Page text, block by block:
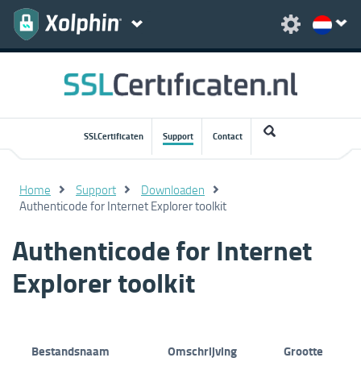
SSLCertificaten Support Contact
Home Support Downloaden
Authenticode for Internet Explorer toolkit
Authenticode for Internet
Explorer toolkit
Bestandsnaam Omschrijving Grootte